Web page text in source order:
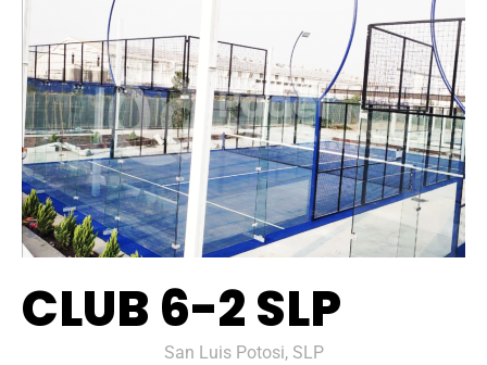
CLUB 6-2 SLP
San Luis Potosi, SLP